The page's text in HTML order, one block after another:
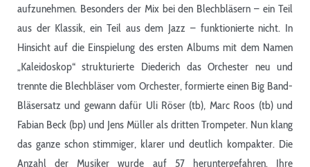
aufzunehmen. Besonders der Mix bei den Blechbläsern – ein Teil
aus der Klassik, ein Teil aus dem Jazz – funktionierte nicht. In
Hinsicht auf die Einspielung des ersten Albums mit dem Namen
„Kaleidoskop“ strukturierte Diederich das Orchester neu und
trennte die Blechbläser vom Orchester, formierte einen Big Band-
Bläsersatz und gewann dafür Uli Röser (tb), Marc Roos (tb) und
Fabian Beck (bp) und Jens Müller als dritten Trompeter. Nun klang
das ganze schon stimmiger, klarer und deutlich kompakter. Die
Anzahl der Musiker wurde auf 57 heruntergefahren. Ihre